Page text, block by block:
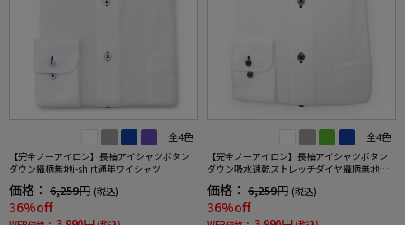
全4色
【完全ノーアイロン】長袖アイシャツボタン
ダウン織柄無地i-shirt通年ワイシャツ
価格： 6,259円 (税込)
36%off
全4色
【完全ノーアイロン】長袖アイシャツボタン
ダウン吸水速乾ストレッチダイヤ織柄無地ワ
価格： 6,259円 (税込)
36%off